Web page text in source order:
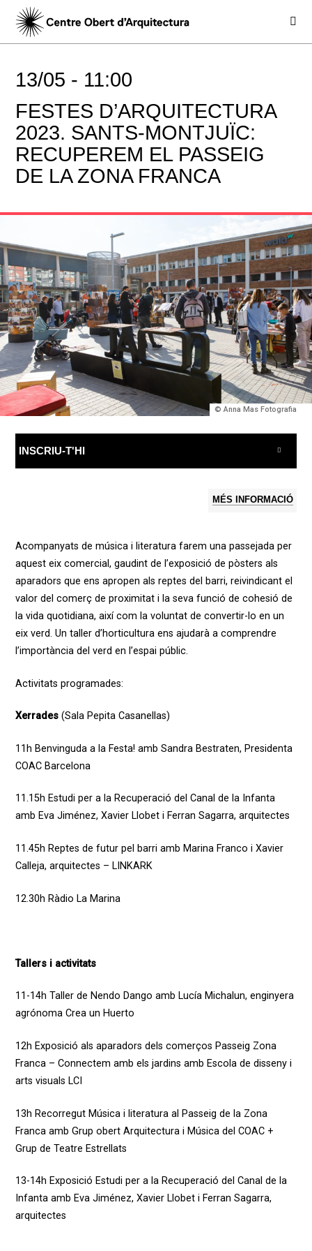
13/05 - 11:00
FESTES D’ARQUITECTURA
2023. SANTS-MONTJUÏC:
RECUPEREM EL PASSEIG
DE LA ZONA FRANCA
© Anna Mas Fotografia
INSCRIU-T'HI
MÉS INFORMACIÓ
Acompanyats de música i literatura farem una passejada per
aquest eix comercial, gaudint de l’exposició de pòsters als
aparadors que ens apropen als reptes del barri, reivindicant el
valor del comerç de proximitat i la seva funció de cohesió de
la vida quotidiana, així com la voluntatde convertir-lo en un
eix verd. Un taller d’horticultura ens ajudarà a comprendre
l’importància del verd en l’espai públic.
Activitats programades:
Xerrades(Sala Pepita Casanellas)
11h Benvinguda a la Festa! amb Sandra Bestraten, Presidenta
COAC Barcelona
11.15h Estudi per a la Recuperació del Canal de la Infanta
amb Eva Jiménez, Xavier Llobet i Ferran Sagarra, arquitectes
11.45h Reptes de futur pel barri amb Marina Franco i Xavier
Calleja, arquitectes – LINKARK
12.30h Ràdio La Marina
Tallers i activitats
11-14h Taller de Nendo Dango amb Lucía Michalun, enginyera
agrónoma Crea un Huerto
12h Exposició als aparadors dels comerços Passeig Zona
Franca – Connectem amb els jardins amb Escola de disseny i
arts visuals LCI
13h Recorregut Música i literatura al Passeig de la Zona
Francaamb Grup obert Arquitectura i Música del COAC +
Grup de Teatre Estrellats
13-14h Exposició Estudi per a la Recuperació del Canal de la
Infantaamb Eva Jiménez, Xavier Llobet i Ferran Sagarra,
arquitectes